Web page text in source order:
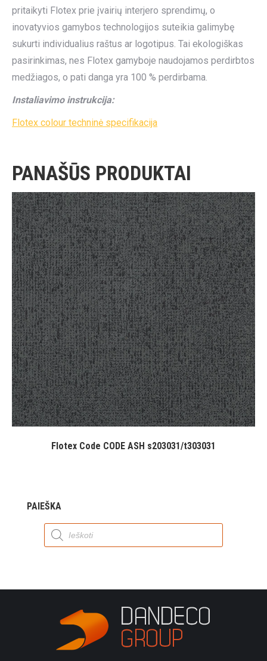
pritaikyti Flotex prie įvairių interjero sprendimų, o
inovatyvios gamybos technologijos suteikia galimybę
sukurti individualius raštus ar logotipus. Tai ekologiškas
pasirinkimas, nes Flotex gamyboje naudojamos perdirbtos
medžiagos, o pati danga yra 100 % perdirbama.
Instaliavimo instrukcija:
Flotex colour techninė specifikacija
PANAŠŪS PRODUKTAI
Flotex Code CODE ASH s203031/t303031
PAIEŠKA
Products
search